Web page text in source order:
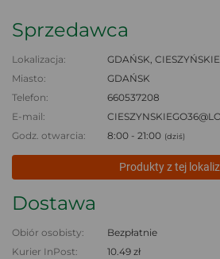
Sprzedawca
Lokalizacja:
GDAŃSK,
Miasto:
GDAŃSK
Telefon:
660537208
E-mail:
Godz. otwarcia:
8:00 - 21:00 (dziś)
Produkty z tej
Dostawa
Obiór osobisty:
Bezpłatnie
Kurier InPost:
10.49 zł